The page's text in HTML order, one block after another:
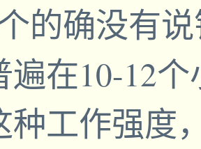
的确没有
遍在10-12
种工作强度